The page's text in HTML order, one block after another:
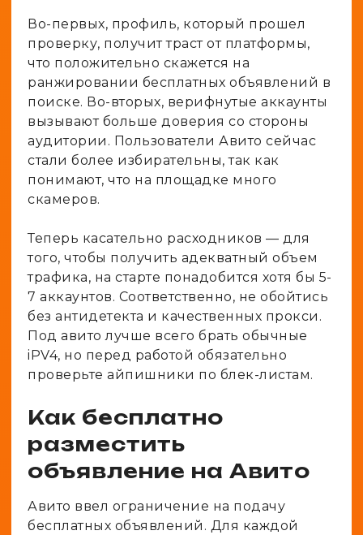
Во-первых, профиль, который прошел
проверку, получит траст от платформы,
что положительно скажется на
ранжировании бесплатных объявлений в
поиске. Во-вторых, верифнутые аккаунты
вызывают больше доверия со стороны
аудитории. Пользователи Авито сейчас
стали более избирательны, так как
понимают, что на площадке много
скамеров.
Теперь касательно расходников — для
того, чтобы получить адекватный объем
трафика, на старте понадобится хотя бы 5-
7 аккаунтов. Соответственно, не обойтись
без антидетекта и качественных прокси.
Под авито лучше всего брать обычные
iPV4, но перед работой обязательно
проверьте айпишники по блек-листам.
Как бесплатно
разместить
объявление на Авито
Авито ввел ограничение на подачу
бесплатных объявлений. Для каждой